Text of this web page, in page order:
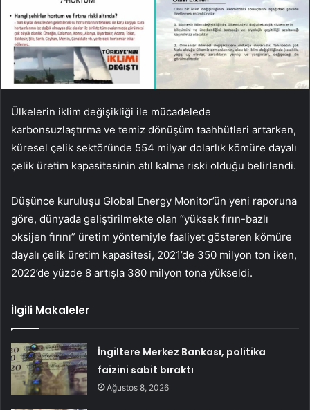
Ülkelerin iklim değişikliği ile mücadelede
karbonsuzlaştırma ve temiz dönüşüm taahhütleri artarken,
küresel çelik sektöründe 554 milyar dolarlık kömüre dayalı
çelik üretim kapasitesinin atıl kalma riski olduğu belirlendi.
Düşünce kuruluşu Global Energy Monitor’ün yeni raporuna
göre, dünyada geliştirilmekte olan “yüksek fırın-bazlı
oksijen fırını” üretim yöntemiyle faaliyet gösteren kömüre
dayalı çelik üretim kapasitesi, 2021’de 350 milyon ton iken,
2022’de yüzde 8 artışla 380 milyon tona yükseldi.
İlgili Makaleler
İngiltere Merkez Bankası, politika
faizini sabit bıraktı
Ağustos 8, 2026